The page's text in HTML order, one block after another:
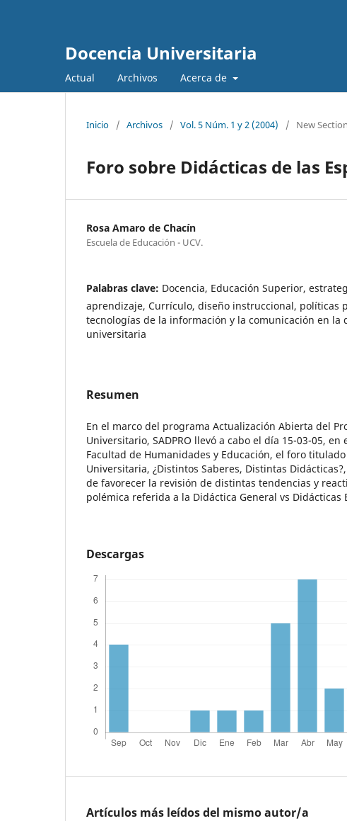
Docencia Universitaria
Actual Archivos Acerca de
Inicio / Archivos / Vol. 5 Núm. 1 y 2 (2004) / New
Foro sobre Didácticas de las
Rosa Amaro de Chacín
Escuela de Educación - UCV.
Palabras clave: Docencia, Educación Superior,
aprendizaje, Currículo, diseño instruccional, políticas
tecnologías de la información y la comunicación en la
universitaria
Resumen
En el marco del programa Actualización Abierta del
Universitario, SADPRO llevó a cabo el día 15-03-05,
Facultad de Humanidades y Educación, el foro titulado
Universitaria, ¿Distintos Saberes, Distintas
de favorecer la revisión de distintas tendencias y
polémica referida a la Didáctica General vs Didácticas
Descargas
Artículos más leídos del mismo autor/a